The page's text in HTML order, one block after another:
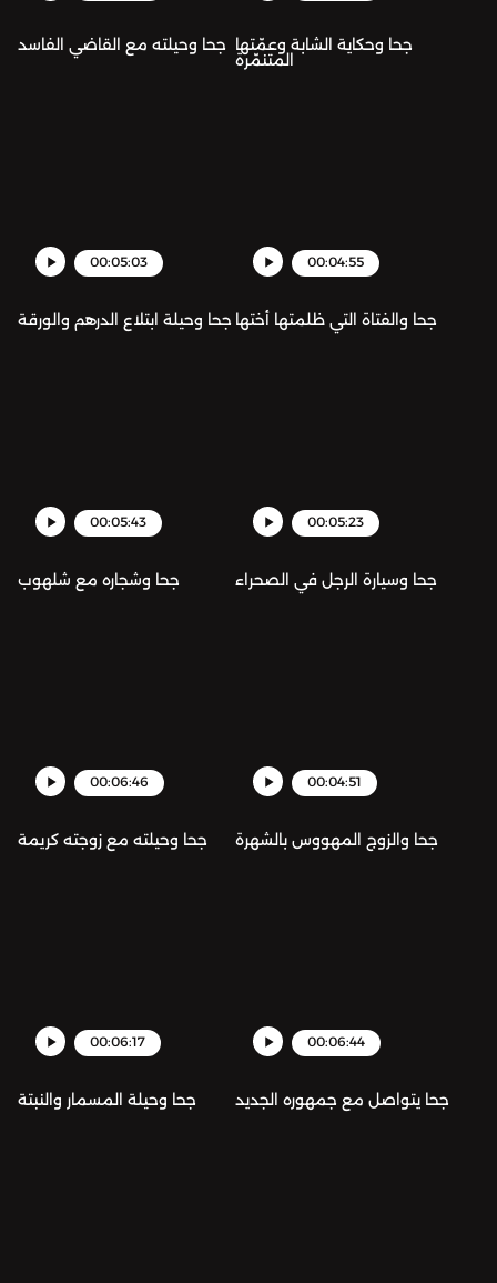
جحا وحيلته مع القاضي الفاسد جحا وحكاية الشابة وعمّتها
المتنمّرة
00:05:03
جحا وحيلة ابتلاع الدرهم والورقة
00:04:55
جحا والفتاة التي ظلمتها أختها
00:05:43
جحا وشجاره مع شلهوب
00:05:23
جحا وسيارة الرجل في الصحراء
00:06:46
جحا وحيلته مع زوجته كريمة
00:04:51
جحا والزوج المهووس بالشهرة
00:06:17
جحا وحيلة المسمار والنبتة
00:06:44
جحا يتواصل مع جمهوره الجديد